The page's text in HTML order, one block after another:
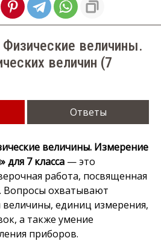
величины.
величин (7
Ответы
величины. Измерение
для 7 класса — это
работа, посвященная
Вопросы охватывают
величины, единиц измерения,
а также умение
приборов.